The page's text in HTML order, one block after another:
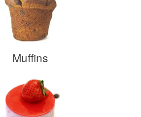
Muffins